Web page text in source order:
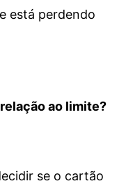
está perdendo
ao limite?
se o cartão